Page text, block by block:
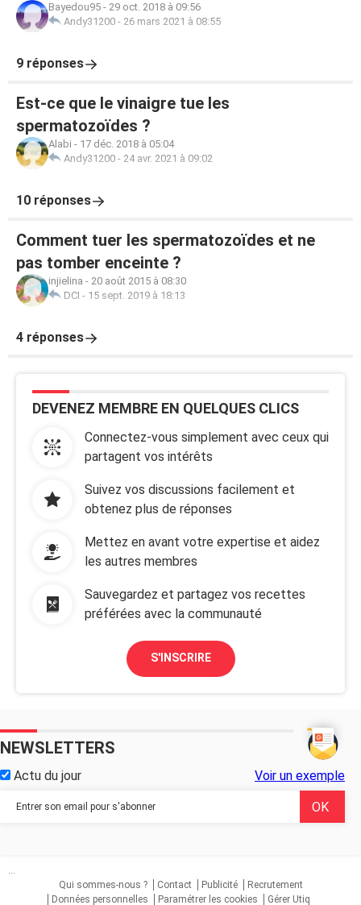
Bayedou95 - 29 oct. 2018 à 09:56
Andy31200 - 26 mars 2021 à 08:55
9 réponses
Est-ce que le vinaigre tue les
spermatozoïdes ?
Alabi - 17 déc. 2018 à 05:04
Andy31200 - 24 avr. 2021 à 09:02
10 réponses
Comment tuer les spermatozoïdes et ne
pas tomber enceinte ?
injielina - 20 août 2015 à 08:30
DCI - 15 sept. 2019 à 18:13
4 réponses
DEVENEZ MEMBRE EN QUELQUES CLICS
Connectez-vous simplement avec ceux qui
partagent vos intérêts
Suivez vos discussions facilement et
obtenez plus de réponses
Mettez en avant votre expertise et aidez
les autres membres
Sauvegardez et partagez vos recettes
préférées avec la communauté
S'INSCRIRE
NEWSLETTERS
Actu du jour Voir un exemple
...
Qui sommes-nous ?
Contact Publicité
Recrutement
Données personnelles
Paramétrer les cookies Gérer Utiq